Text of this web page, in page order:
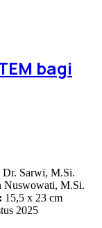
bagi
Sarwi, M.Si.
Nuswowati, M.Si.
15,5 x 23 cm
2025